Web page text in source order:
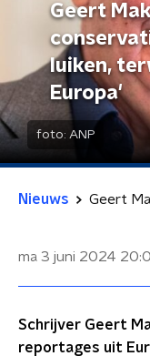
Geert
luiken,
Europa'
foto: ANP
Nieuws
ma 3 juni 2024
Schrijver Geert
reportages uit